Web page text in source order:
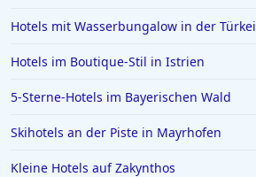
Hotels in Malcesine
Hotels in Antalya
Hotels in Neumünster
Hotels in Mayrhofen
Hotels mit Wasserbungalow in der Türkei
Hotels im Boutique-Stil in Istrien
5-Sterne-Hotels im Bayerischen Wald
Skihotels an der Piste in Mayrhofen
Kleine Hotels auf Zakynthos